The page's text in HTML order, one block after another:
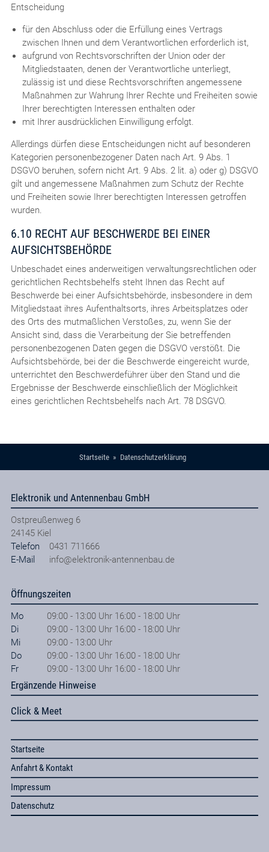
Entscheidung
für den Abschluss oder die Erfüllung eines Vertrags
zwischen Ihnen und dem Verantwortlichen erforderlich ist,
aufgrund von Rechtsvorschriften der Union oder der
Mitgliedstaaten, denen der Verantwortliche unterliegt,
zulässig ist und diese Rechtsvorschriften angemessene
Maßnahmen zur Wahrung Ihrer Rechte und Freiheiten sowie
Ihrer berechtigten Interessen enthalten oder
mit Ihrer ausdrücklichen Einwilligung erfolgt.
Allerdings dürfen diese Entscheidungen nicht auf besonderen
Kategorien personenbezogener Daten nach Art. 9 Abs. 1
DSGVO beruhen, sofern nicht Art. 9 Abs. 2 lit. a) oder g) DSGVO
gilt und angemessene Maßnahmen zum Schutz der Rechte
und Freiheiten sowie Ihrer berechtigten Interessen getroffen
wurden.
6.10 RECHT AUF BESCHWERDE BEI EINER
AUFSICHTSBEHÖRDE
Unbeschadet eines anderweitigen verwaltungsrechtlichen oder
gerichtlichen Rechtsbehelfs steht Ihnen das Recht auf
Beschwerde bei einer Aufsichtsbehörde, insbesondere in dem
Mitgliedstaat ihres Aufenthaltsorts, ihres Arbeitsplatzes oder
des Orts des mutmaßlichen Verstoßes, zu, wenn Sie der
Ansicht sind, dass die Verarbeitung der Sie betreffenden
personenbezogenen Daten gegen die DSGVO verstößt. Die
Aufsichtsbehörde, bei der die Beschwerde eingereicht wurde,
unterrichtet den Beschwerdeführer über den Stand und die
Ergebnisse der Beschwerde einschließlich der Möglichkeit
eines gerichtlichen Rechtsbehelfs nach Art. 78 DSGVO.
Startseite Datenschutzerklärung
Elektronik und Antennenbau GmbH
Ostpreußenweg 6
24145 Kiel
Telefon
0431 711666
E-Mail
info@elektronik-antennenbau.de
Öffnungszeiten
Mo
09:00 - 13:00 Uhr 16:00 - 18:00 Uhr
Di
09:00 - 13:00 Uhr 16:00 - 18:00 Uhr
Mi
09:00 - 13:00 Uhr
Do
09:00 - 13:00 Uhr 16:00 - 18:00 Uhr
Fr
09:00 - 13:00 Uhr 16:00 - 18:00 Uhr
Ergänzende Hinweise
Click & Meet
Startseite
Anfahrt & Kontakt
Impressum
Datenschutz